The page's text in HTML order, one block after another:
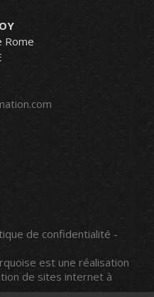
Rome
de confidentialité -
est une réalisation
de sites internet à